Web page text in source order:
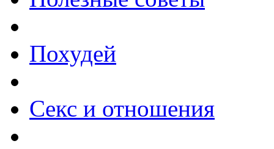
Похудей
Секс и отношения